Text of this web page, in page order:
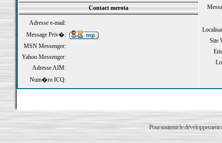
Site
Contact merota
Adresse e-mail:
Message Priv�:
MSN Messenger:
Yahoo Messenger:
Adresse AIM:
Num�ro ICQ:
Pour soutenir le développement